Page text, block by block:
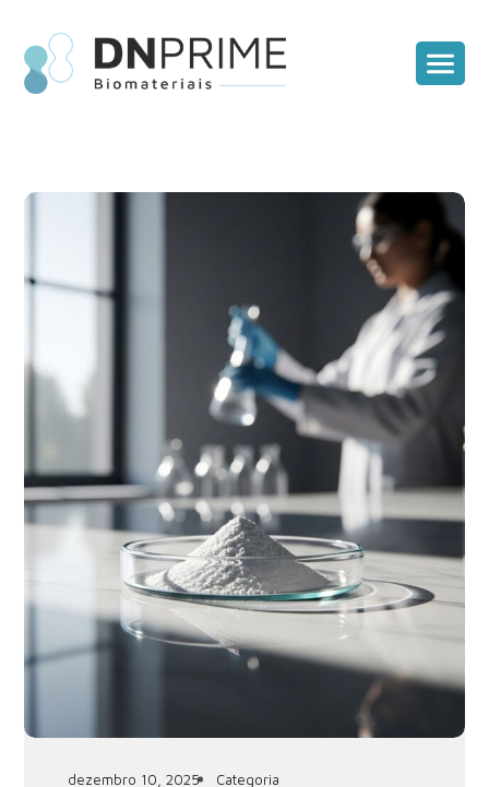
dezembro 10, 2025 Categoria